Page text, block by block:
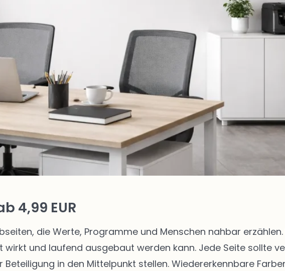
4,99 EUR
die Werte, Programme und Menschen nahbar erzählen.
wirkt und laufend ausgebaut werden kann. Jede Seite sollte
in den Mittelpunkt stellen. Wiedererkennbare